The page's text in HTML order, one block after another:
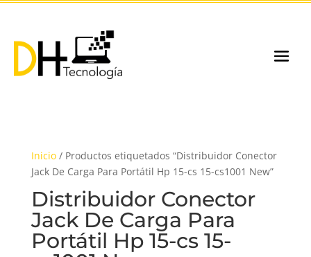
Inicio/ Productos etiquetados “Distribuidor Conector
Jack De Carga Para Portátil Hp 15-cs 15-cs1001 New”
Distribuidor Conector
Jack De Carga Para
Portátil Hp 15-cs 15-